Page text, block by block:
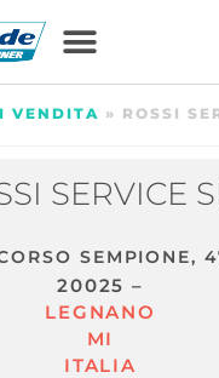
VENDITA » ROSSI
SERVICE
SEMPIONE,
20025 –
LEGNANO
MI
ITALIA